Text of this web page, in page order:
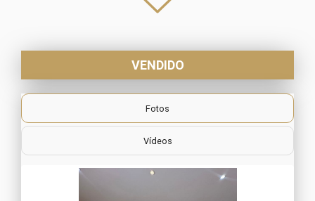
VENDIDO
Fotos
Vídeos